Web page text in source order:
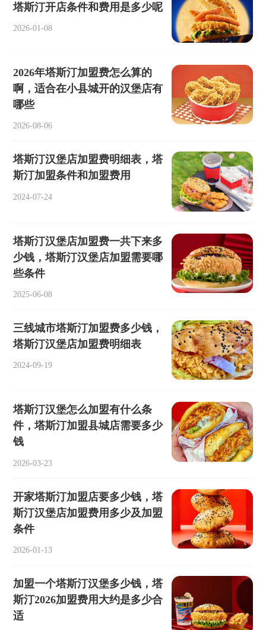
塔斯汀开店条件和费用是多少呢
2026-01-08
2026年塔斯汀加盟费怎么算的
啊，适合在小县城开的汉堡店有
哪些
2026-08-06
塔斯汀汉堡店加盟费明细表，塔
斯汀加盟条件和加盟费用
2024-07-24
塔斯汀汉堡店加盟费一共下来多
少钱，塔斯汀汉堡店加盟需要哪
些条件
2025-06-08
三线城市塔斯汀加盟费多少钱，
塔斯汀汉堡店加盟费明细表
2024-09-19
塔斯汀汉堡怎么加盟有什么条
件，塔斯汀加盟县城店需要多少
钱
2026-03-23
开家塔斯汀加盟店要多少钱，塔
斯汀汉堡店加盟费用多少及加盟
条件
2026-01-13
加盟一个塔斯汀汉堡多少钱，塔
斯汀2026加盟费用大约是多少合
适